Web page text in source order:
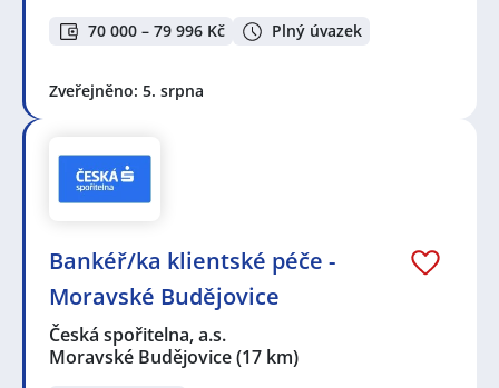
70 000 – 79 996 Kč Plný úvazek
Zveřejněno: 5. srpna
Bankéř/ka klientské péče -
Moravské Budějovice
Česká spořitelna, a.s.
Moravské Budějovice(17 km)